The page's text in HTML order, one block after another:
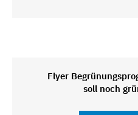
Flyer
soll noch